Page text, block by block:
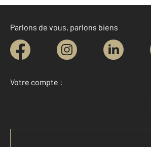
Parlons de vous, parlons biens
Votre compte :
Accéder à mon compte